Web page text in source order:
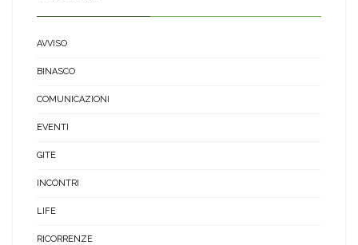
AVVISO
BINASCO
COMUNICAZIONI
EVENTI
GITE
INCONTRI
LIFE
RICORRENZE